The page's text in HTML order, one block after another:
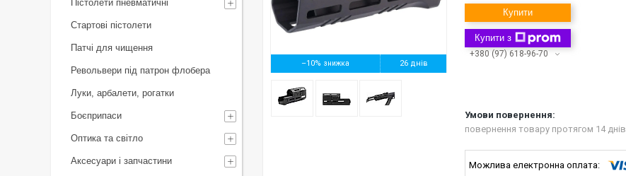
–10% 26 днів
Купити
Купити з
+380 (97) 618-96-70
повернення товару протягом 14 днів
Пістолети пневматичні
Стартові пістолети
Патчі для чищення
Револьвери під патрон флобера
Луки, арбалети, рогатки
Боєприпаси
Оптика та світло
Аксесуари і запчастини